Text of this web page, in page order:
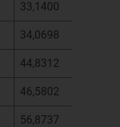
33,1400
34,0698
44,8312
46,5802
56,8737